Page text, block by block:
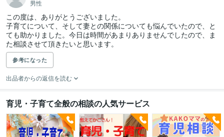
男性
この度は、ありがとうございました。
子育てについて、そして妻との関係についても悩んでいたので、と
ても助かりました。今日は時間があまりありませんでしたので、ま
た相談させて頂きたいと思います。
参考になった
出品者からの返信を読む
育児・子育て全般の相談の人気サービス